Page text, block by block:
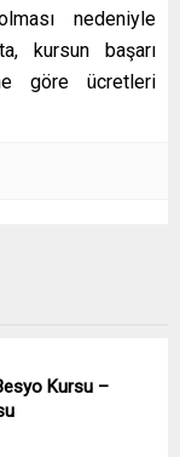
nedeniyle
kursun başarı
göre ücretleri
Kursu –